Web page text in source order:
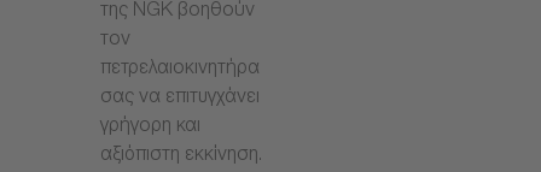
της NGK βοηθούν
τον
πετρελαιοκινητήρα
σας να επιτυγχάνει
γρήγορη και
αξιόπιστη εκκίνηση.